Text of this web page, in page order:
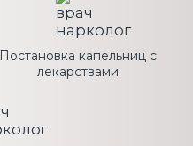
Постановка капельниц с
лекарствами